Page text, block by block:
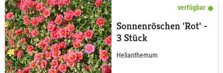
verfügbar
Sonnenröschen 'Rot' -
3 Stück
Helianthemum